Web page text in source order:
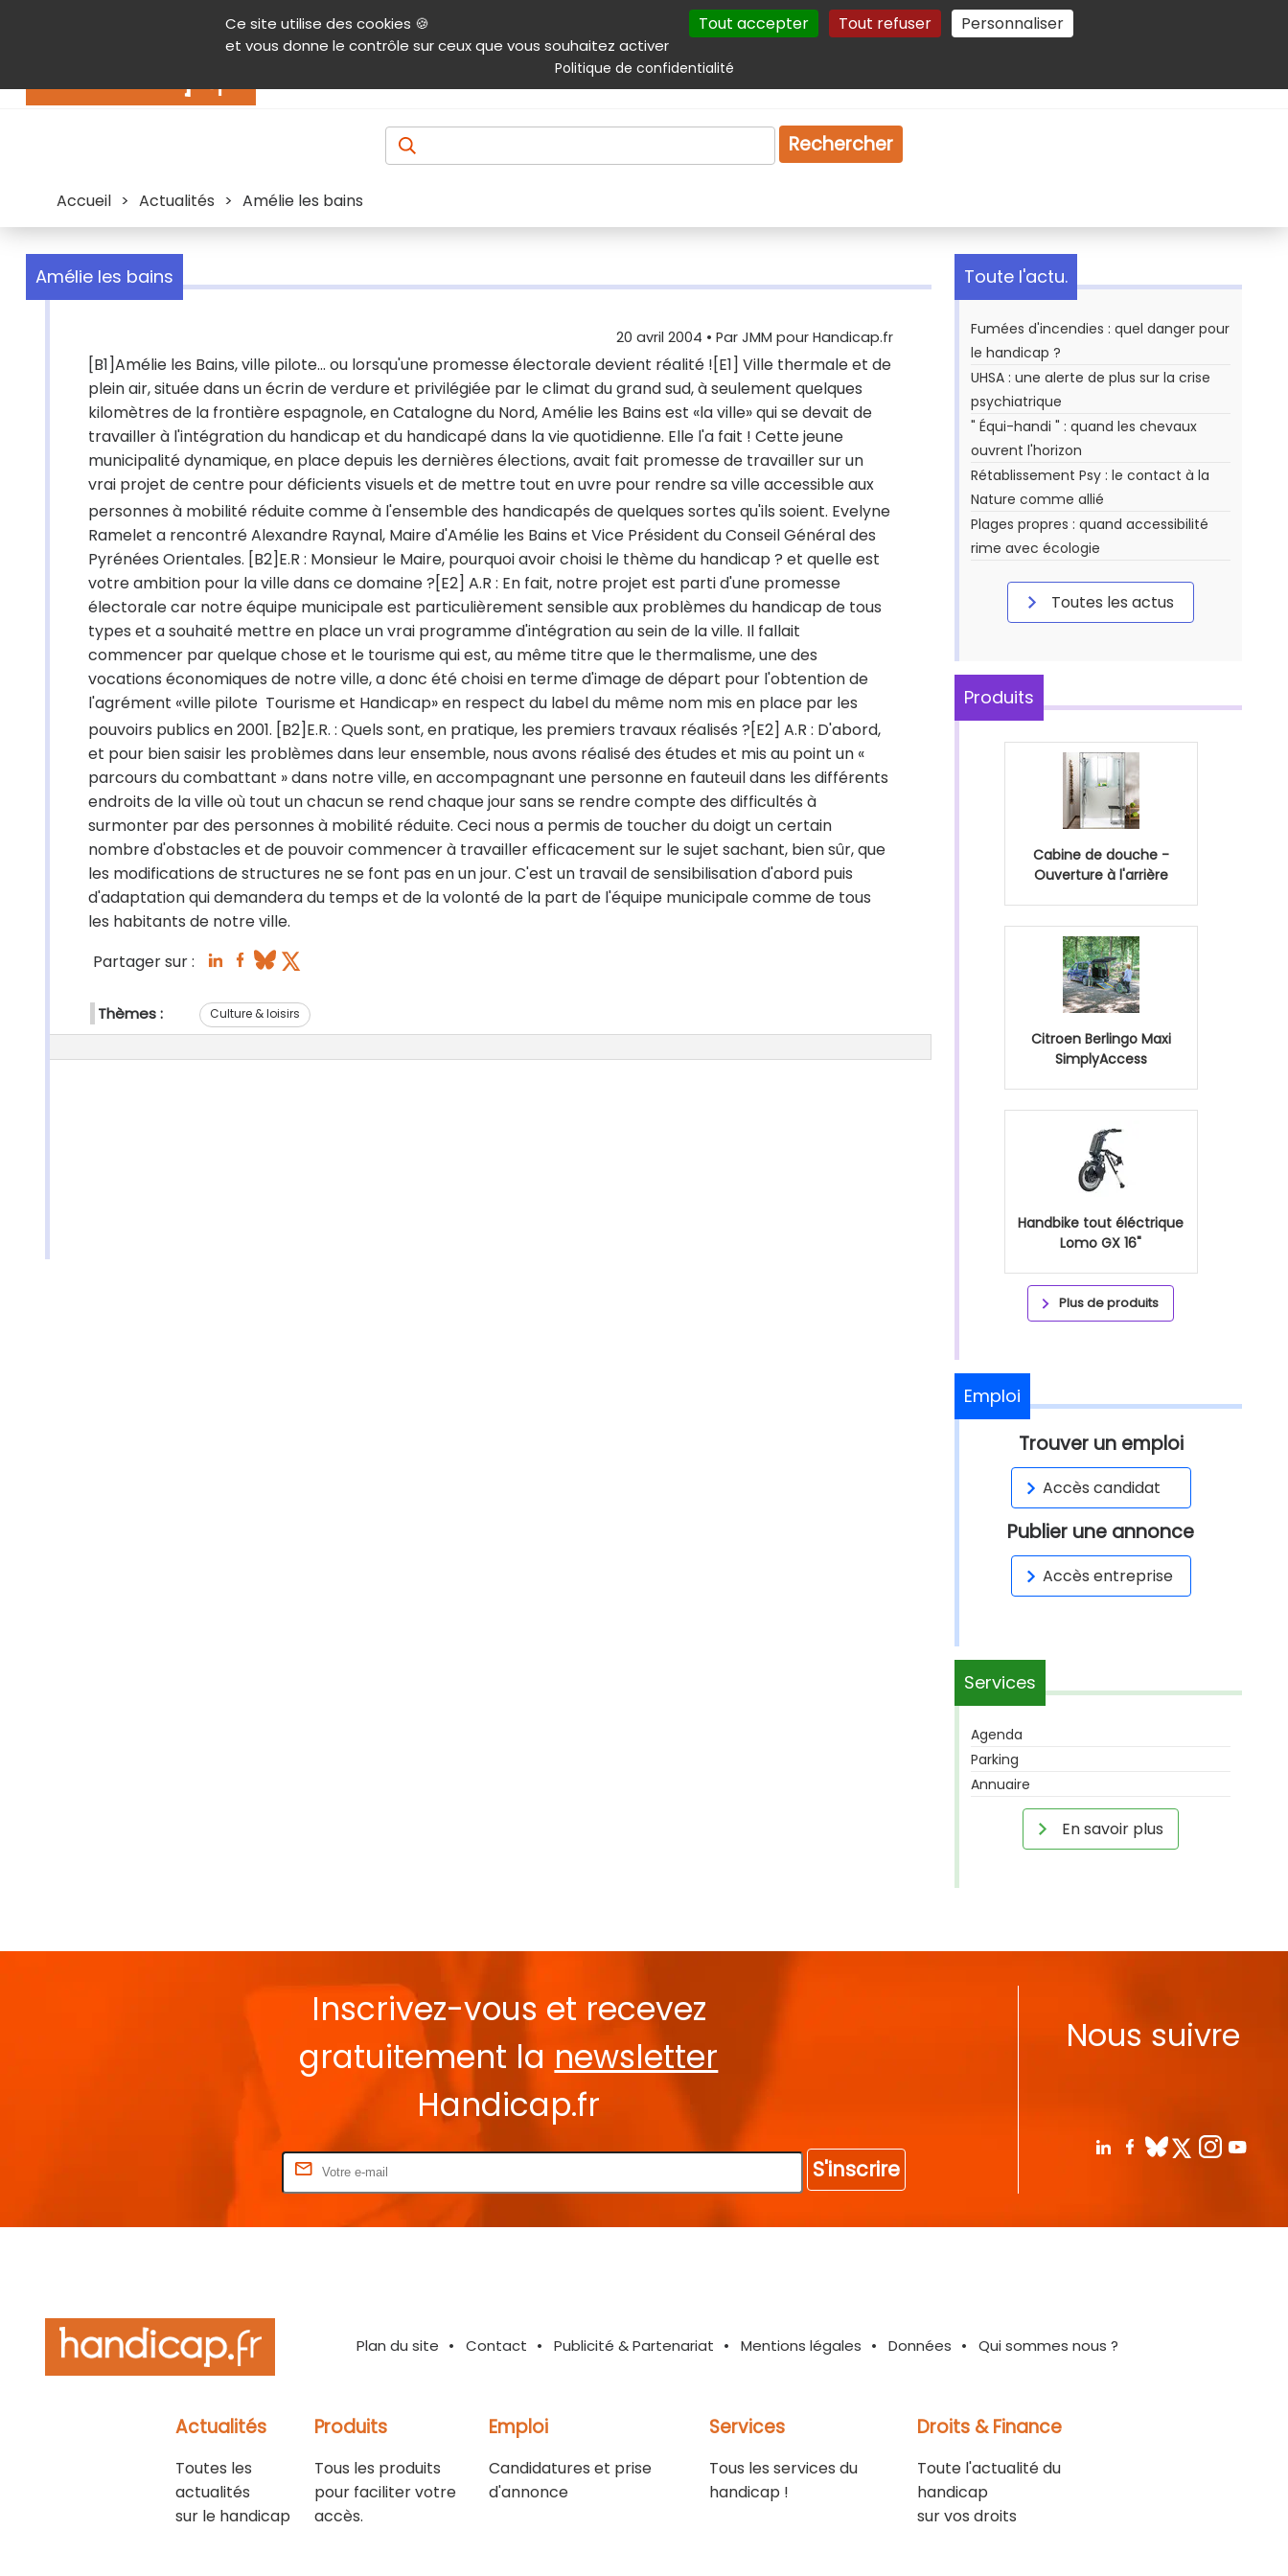
Ce site utilise des cookies 🍪
et vous donne le contrôle sur ceux que vous souhaitez activer
Tout accepter Tout refuser Personnaliser
Politique de confidentialité
Contenu Aide et accessibilité Menu principal Autres services Plan du site Gestion des cookies
Produits & services Emploi Droit
Rechercher
Accueil > Actualités > Amélie les bains
Amélie les bains
20 avril 2004 • Par JMM pour Handicap.fr
[B1]Amélie les Bains, ville pilote... ou lorsqu'une promesse électorale devient réalité ![E1] Ville thermale et de
plein air, située dans un écrin de verdure et privilégiée par le climat du grand sud, à seulement quelques
kilomètres de la frontière espagnole, en Catalogne du Nord, Amélie les Bains est «la ville» qui se devait de
travailler à l'intégration du handicap et du handicapé dans la vie quotidienne. Elle l'a fait ! Cette jeune
municipalité dynamique, en place depuis les dernières élections, avait fait promesse de travailler sur un
vrai projet de centre pour déficients visuels et de mettre tout en uvre pour rendre sa ville accessible aux
personnes à mobilité réduite comme à l'ensemble des handicapés de quelques sortes qu'ils soient. Evelyne
Ramelet a rencontré Alexandre Raynal, Maire d'Amélie les Bains et Vice Président du Conseil Général des
Pyrénées Orientales. [B2]E.R : Monsieur le Maire, pourquoi avoir choisi le thème du handicap ? et quelle est
votre ambition pour la ville dans ce domaine ?[E2] A.R : En fait, notre projet est parti d'une promesse
électorale car notre équipe municipale est particulièrement sensible aux problèmes du handicap de tous
types et a souhaité mettre en place un vrai programme d'intégration au sein de la ville. Il fallait
commencer par quelque chose et le tourisme qui est, au même titre que le thermalisme, une des
vocations économiques de notre ville, a donc été choisi en terme d'image de départ pour l'obtention de
l'agrément «ville pilote  Tourisme et Handicap» en respect du label du même nom mis en place par les
pouvoirs publics en 2001. [B2]E.R. : Quels sont, en pratique, les premiers travaux réalisés ?[E2] A.R : D'abord,
et pour bien saisir les problèmes dans leur ensemble, nous avons réalisé des études et mis au point un «
parcours du combattant » dans notre ville, en accompagnant une personne en fauteuil dans les différents
endroits de la ville où tout un chacun se rend chaque jour sans se rendre compte des difficultés à
surmonter par des personnes à mobilité réduite. Ceci nous a permis de toucher du doigt un certain
nombre d'obstacles et de pouvoir commencer à travailler efficacement sur le sujet sachant, bien sûr, que
les modifications de structures ne se font pas en un jour. C'est un travail de sensibilisation d'abord puis
d'adaptation qui demandera du temps et de la volonté de la part de l'équipe municipale comme de tous
les habitants de notre ville.
Partager sur :
Thèmes : Culture & loisirs
Toute l'actu.
Fumées d'incendies : quel danger pour
le handicap ?
UHSA : une alerte de plus sur la crise
psychiatrique
" Équi-handi " : quand les chevaux
ouvrent l'horizon
Rétablissement Psy : le contact à la
Nature comme allié
Plages propres : quand accessibilité
rime avec écologie
Toutes les actus
Produits
Cabine de douche -
Ouverture à l'arrière
Citroen Berlingo Maxi
SimplyAccess
Handbike tout éléctrique
Lomo GX 16"
Plus de produits
Emploi
Trouver un emploi
Accès candidat
Publier une annonce
Accès entreprise
Services
Agenda
Parking
Annuaire
En savoir plus
Inscrivez-vous et recevez
gratuitement la newsletter
Handicap.fr
S'inscrire
Nous suivre
Plan du site Contact Publicité & Partenariat Mentions légales Données Qui sommes nous ?
Actualités
Toutes les
actualités
sur le handicap
Produits
Tous les produits
pour faciliter votre
accès.
Emploi
Candidatures et prise
d'annonce
Services
Tous les services du
handicap !
Droits & Finance
Toute l'actualité du
handicap
sur vos droits